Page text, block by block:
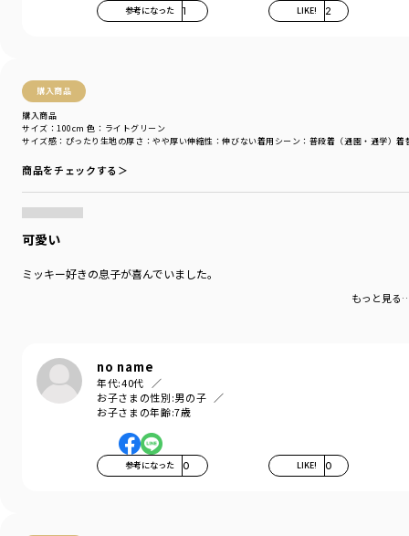
参考になった 1 LIKE! 2
購入商品
購入商品
サイズ感 ：ぴったり 生地の厚さ ：やや厚い伸縮性 ：伸びない着用シーン ：普段着（通園・通学）着
サイズ：100cm 色：ライトグリーン
商品をチェックする＞
可愛い
ミッキー好きの息子が喜んでいました。
もっと見る
no name
年代:40代
お子さまの性別:男の子
お子さまの年齢:7歳
参考になった 0 LIKE! 0